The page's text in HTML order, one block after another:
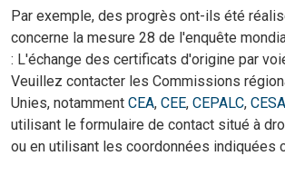
Par exemple, des progrès ont-ils été
concerne la mesure 28 de l'enquête
: L'échange des certificats d'origine par
Veuillez contacter les Commissions
Unies, notamment CEA, CEE, CEPALC,
utilisant le formulaire de contact situé à
ou en utilisant les coordonnées indiquées